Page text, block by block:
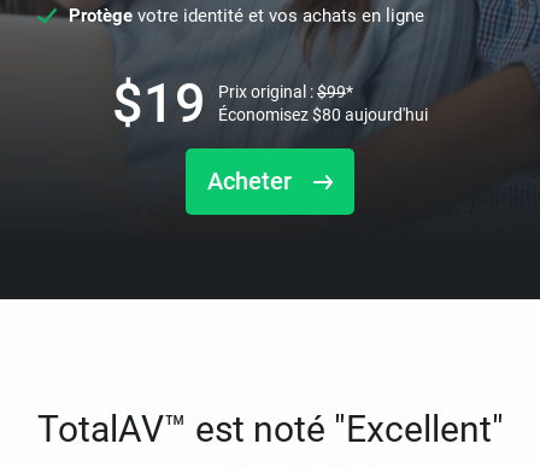
Protège votre identité et vos achats en ligne
Acheter
$19 Prix original :$99*
Économisez$80 aujourd'hui
TotalAV™ est noté "Excellent"